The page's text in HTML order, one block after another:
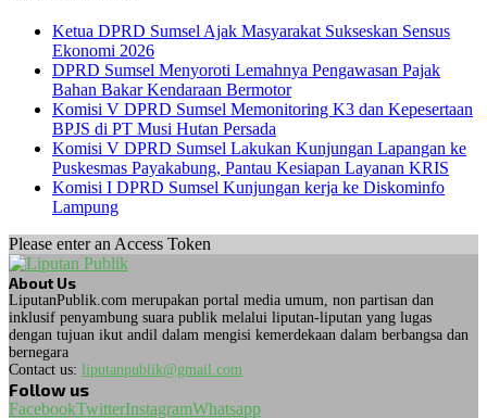
Ketua DPRD Sumsel Ajak Masyarakat Sukseskan Sensus
Ekonomi 2026
DPRD Sumsel Menyoroti Lemahnya Pengawasan Pajak
Bahan Bakar Kendaraan Bermotor
Komisi V DPRD Sumsel Memonitoring K3 dan Kepesertaan
BPJS di PT Musi Hutan Persada
Komisi V DPRD Sumsel Lakukan Kunjungan Lapangan ke
Puskesmas Payakabung, Pantau Kesiapan Layanan KRIS
Komisi I DPRD Sumsel Kunjungan kerja ke Diskominfo
Lampung
Please enter an Access Token
About Us
LiputanPublik.com merupakan portal media umum, non partisan dan
inklusif penyambung suara publik melalui liputan-liputan yang lugas
dengan tujuan ikut andil dalam mengisi kemerdekaan dalam berbangsa dan
bernegara
Contact us: liputanpublik@gmail.com
Follow us
FacebookTwitterInstagramWhatsapp